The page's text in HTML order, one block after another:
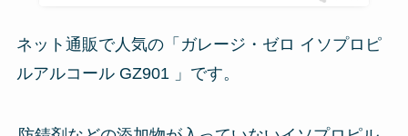
ネット通販で人気の「ガレージ・ゼロ イソプロピ
ルアルコール GZ901 」です。